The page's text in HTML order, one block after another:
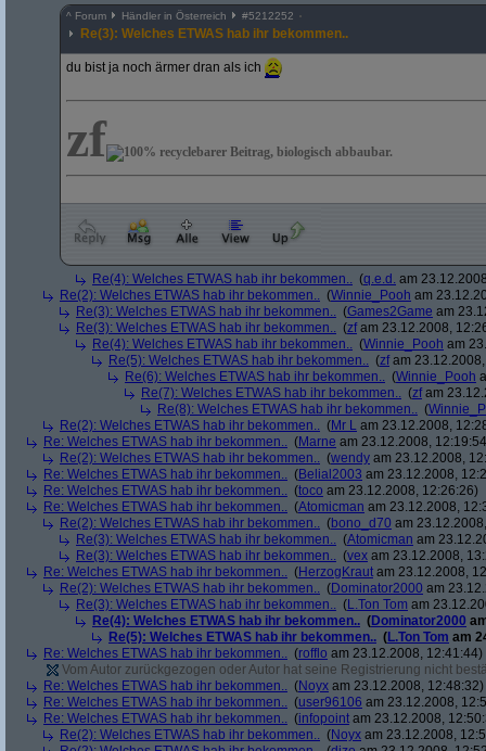
^ Forum Händler in Österreich #5212252
Re(3): Welches ETWAS hab ihr bekommen..
du bist ja noch ärmer dran als ich
zf 100% recyclebarer Beitrag, biologisch abbaubar.
Re(4): Welches ETWAS hab ihr bekommen.. (q.e.d. am
Re(2): Welches ETWAS hab ihr bekommen.. (Winnie_Pooh am
Re(3): Welches ETWAS hab ihr bekommen.. (Games2Game am
Re(3): Welches ETWAS hab ihr bekommen.. (zfam 23.12.2008,
Re(4): Welches ETWAS hab ihr bekommen.. (Winnie_Pooh am
Re(5): Welches ETWAS hab ihr bekommen.. (zfam
Re(6): Welches ETWAS hab ihr bekommen.. (Winnie_Pooh
Re(7): Welches ETWAS hab ihr bekommen.. (zfam
Re(8): Welches ETWAS hab ihr bekommen.. (
Re(2): Welches ETWAS hab ihr bekommen.. (Mr L am 23.12.2008,
Re: Welches ETWAS hab ihr bekommen.. (Marne am 23.12.2008,
Re(2): Welches ETWAS hab ihr bekommen.. (wendy am 23.12.2008,
Re: Welches ETWAS hab ihr bekommen.. (Belial2003 am 23.12.2008,
Re: Welches ETWAS hab ihr bekommen.. (toco am 23.12.2008, 12:26:26)
Re: Welches ETWAS hab ihr bekommen.. (Atomicman am 23.12.2008,
Re(2): Welches ETWAS hab ihr bekommen.. (bono_d70 am
Re(3): Welches ETWAS hab ihr bekommen.. (Atomicman am
Re(3): Welches ETWAS hab ihr bekommen.. (vex am 23.12.2008,
Re: Welches ETWAS hab ihr bekommen.. (HerzogKraut am 23.12.2008,
Re(2): Welches ETWAS hab ihr bekommen.. (Dominator2000 am
Re(3): Welches ETWAS hab ihr bekommen.. (L.Ton Tom am
Re(4): Welches ETWAS hab ihr bekommen.. (Dominator2000
Re(5): Welches ETWAS hab ihr bekommen.. (L.Ton Tom am
Re: Welches ETWAS hab ihr bekommen.. (rofflo am 23.12.2008, 12:41:44)
Vom Autor zurückgezogen oder Autor hat seine Registrierung nicht
Re: Welches ETWAS hab ihr bekommen.. (Noyx am 23.12.2008, 12:48:32)
Re: Welches ETWAS hab ihr bekommen.. (user96106 am 23.12.2008,
Re: Welches ETWAS hab ihr bekommen.. (infopoint am 23.12.2008,
Re(2): Welches ETWAS hab ihr bekommen.. (Noyx am 23.12.2008,